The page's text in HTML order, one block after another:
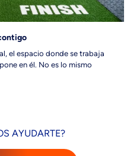
el espacio donde se trabaja
en él. No es lo mismo
AYUDARTE?